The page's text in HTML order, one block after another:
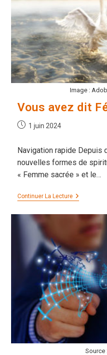
Image :
Vous avez dit
Publication
1 juin 2024
Navigation rapide Depuis
nouvelles formes de
« Femme sacrée » et le…
Continuer La LectureVous
Féminin
Sacré
Source